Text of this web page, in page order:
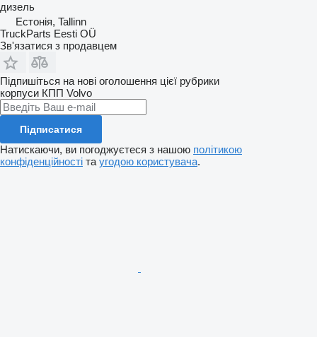
дизель
Естонія, Tallinn
TruckParts Eesti OÜ
Зв'язатися з продавцем
Підпишіться на нові оголошення цієї рубрики
корпуси КПП Volvo
Підписатися
Натискаючи, ви погоджуєтеся з нашою політикою
конфіденційності та угодою користувача.